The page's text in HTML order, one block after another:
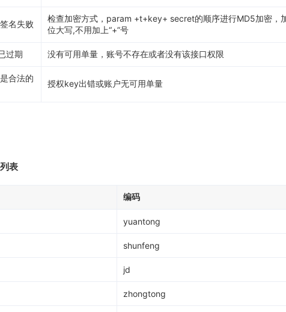
名失败
检查加密方式，param +t+key+ secret的顺序进行MD5加密，
位大写,不用加上“+”号
过期 没有可用单量，账号不存在或者没有该接口权限
合法的
授权key出错或账户无可用单量
表
编码
yuantong
shunfeng
jd
zhongtong